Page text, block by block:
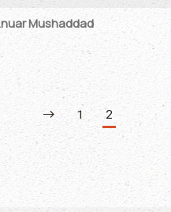
Mushaddad
1 2